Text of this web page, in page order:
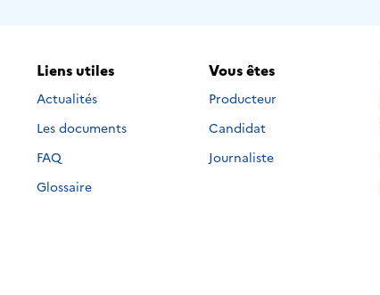
Liens utiles
Actualités
Les documents
FAQ
Glossaire
Vous êtes
Producteur
Candidat
Journaliste